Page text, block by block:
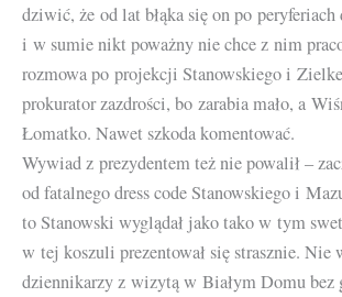
dziwić, że od lat błąka się on po
i w sumie nikt poważny nie chce z nim
rozmowa po projekcji Stanowskiego i
prokurator zazdrości, bo zarabia mało, a
Łomatko. Nawet szkoda komentować.
Wywiad z prezydentem też nie powalił –
od fatalnego dress code Stanowskiego i
to Stanowski wyglądał jako tako w tym
w tej koszuli prezentował się strasznie. Nie
dziennikarzy z wizytą w Białym Domu bez